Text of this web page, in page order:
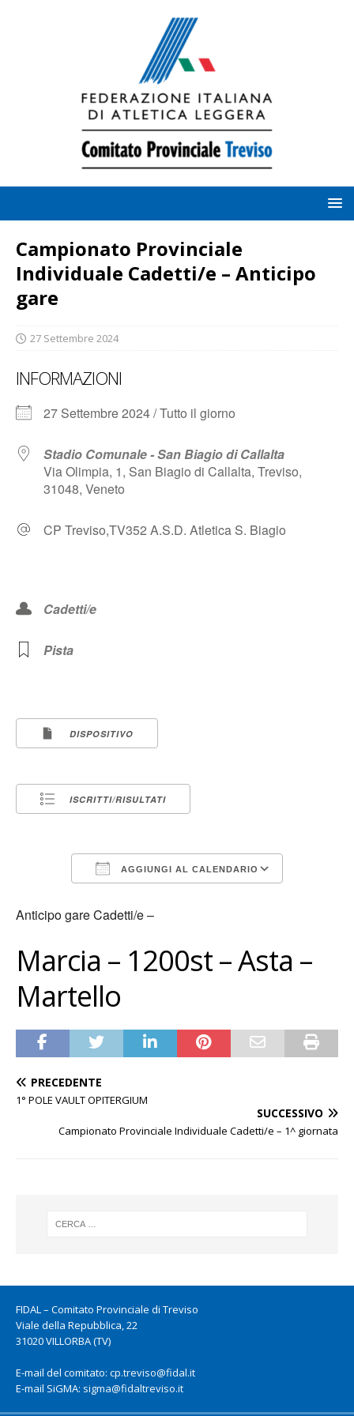
Campionato Provinciale
Individuale Cadetti/e – Anticipo
gare
27 Settembre 2024
INFORMAZIONI
27 Settembre 2024 / Tutto il giorno
Stadio Comunale - San Biagio di Callalta
Via Olimpia, 1, San Biagio di Callalta, Treviso,
31048, Veneto
CP Treviso,TV352 A.S.D. Atletica S. Biagio
Cadetti/e
Pista
DISPOSITIVO
ISCRITTI/RISULTATI
AGGIUNGI AL CALENDARIO
Anticipo gare Cadetti/e –
Marcia – 1200st – Asta –
Martello
PRECEDENTE
1° POLE VAULT OPITERGIUM
SUCCESSIVO
Campionato Provinciale Individuale Cadetti/e – 1^ giornata
FIDAL – Comitato Provinciale di Treviso
Viale della Repubblica, 22
31020 VILLORBA (TV)
E-mail del comitato: cp.treviso@fidal.it
E-mail SiGMA: sigma@fidaltreviso.it